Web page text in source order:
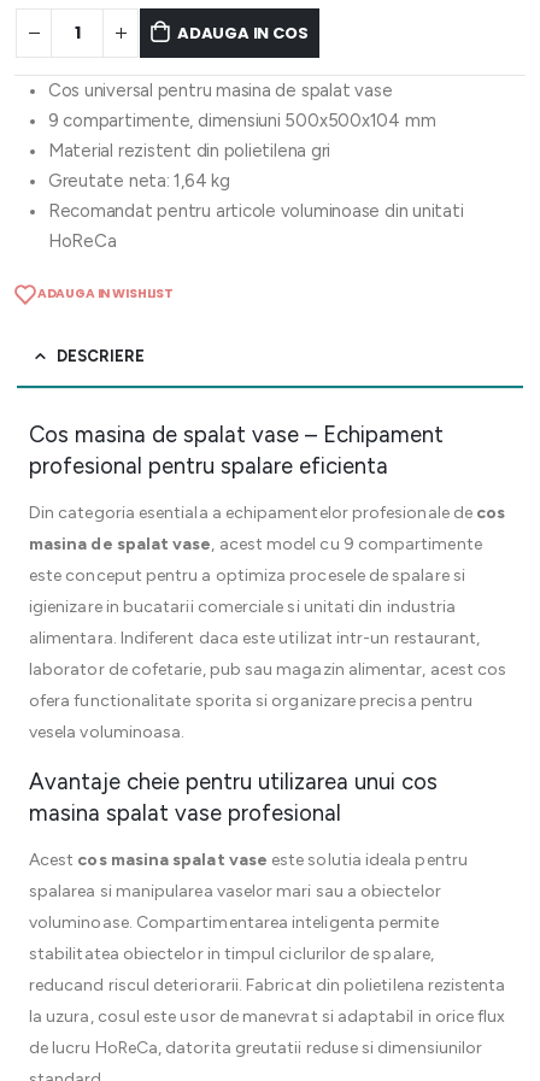
ADAUGA IN COS
Cos universal pentru masina de spalat vase
9 compartimente, dimensiuni 500x500x104 mm
Material rezistent din polietilena gri
Greutate neta: 1,64 kg
Recomandat pentru articole voluminoase din unitati
HoReCa
ADAUGA IN WISHLIST
DESCRIERE
Cos masina de spalat vase – Echipament
profesional pentru spalare eficienta
Din categoria esentiala a echipamentelor profesionale de cos
masina de spalat vase, acest model cu 9 compartimente
este conceput pentru a optimiza procesele de spalare si
igienizare in bucatarii comerciale si unitati din industria
alimentara. Indiferent daca este utilizat intr-un restaurant,
laborator de cofetarie, pub sau magazin alimentar, acest cos
ofera functionalitate sporita si organizare precisa pentru
vesela voluminoasa.
Avantaje cheie pentru utilizarea unui cos
masina spalat vase profesional
Acest cos masina spalat vase este solutia ideala pentru
spalarea si manipularea vaselor mari sau a obiectelor
voluminoase. Compartimentarea inteligenta permite
stabilitatea obiectelor in timpul ciclurilor de spalare,
reducand riscul deteriorarii. Fabricat din polietilena rezistenta
la uzura, cosul este usor de manevrat si adaptabil in orice flux
de lucru HoReCa, datorita greutatii reduse si dimensiunilor